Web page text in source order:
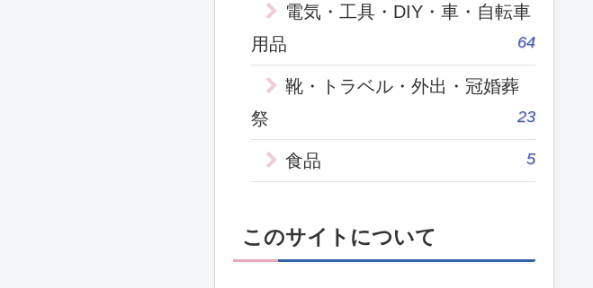
電気・工具・DIY・車・自転車
用品
64
靴・トラベル・外出・冠婚葬
祭
23
食品 5
このサイトについて